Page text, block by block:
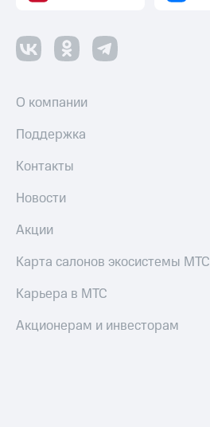
О компании
Поддержка
Контакты
Новости
Акции
Карта салонов экосистемы МТС
Карьера в МТС
Акционерам и инвесторам